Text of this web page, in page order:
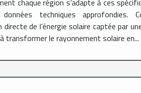
chaque région s’adapte à ces
techniques approfondies.
de l’énergie solaire captée par
transformer le rayonnement solaire en...